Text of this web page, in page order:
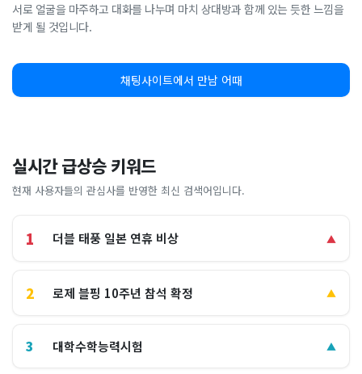
서로 얼굴을 마주하고 대화를 나누며 마치 상대방과 함께 있는 듯한 느낌을
받게 될 것입니다.
채팅사이트에서 만남 어때
실시간 급상승 키워드
현재 사용자들의 관심사를 반영한 최신 검색어입니다.
1 더블 태풍 일본 연휴 비상 ▲
2 로제 블핑 10주년 참석 확정 ▲
3 대학수학능력시험 ▲